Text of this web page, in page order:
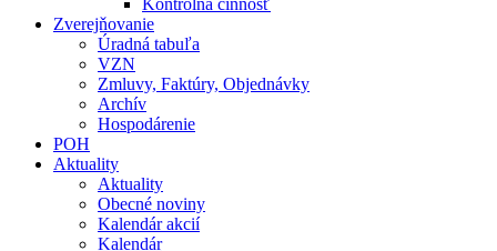
Kontrolná činnosť
Zverejňovanie
Úradná tabuľa
VZN
Zmluvy, Faktúry, Objednávky
Archív
Hospodárenie
POH
Aktuality
Aktuality
Obecné noviny
Kalendár akcií
Kalendár